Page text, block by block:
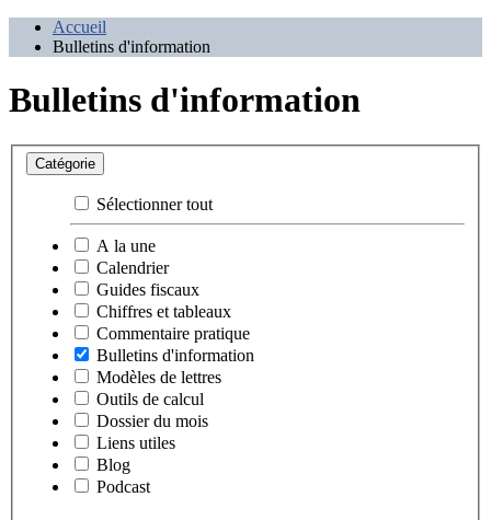
Accueil
Bulletins d'information
Bulletins d'information
Catégorie
Sélectionner tout
A la une
Calendrier
Guides fiscaux
Chiffres et tableaux
Commentaire pratique
Bulletins d'information
Modèles de lettres
Outils de calcul
Dossier du mois
Liens utiles
Blog
Podcast